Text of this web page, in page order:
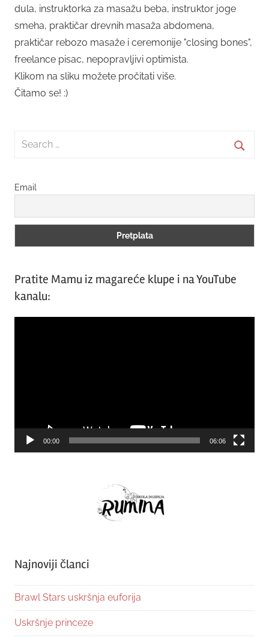
dula, instruktorka za masažu beba, instruktor joge
smeha, praktičar drevnih masaža abdomena,
praktičar rebozo masaže i ceremonije "closing bones",
freelance pisac, nepopravljivi optimista.
Klikom na sliku možete pročitati više.
Čitamo se! :)
Search
Email
Pratite Mamu iz magareće klupe i na YouTube
kanalu:
00:00 06:06
Najnoviji članci
Brawl Stars uskršnja euforija
Uskršnje princeze